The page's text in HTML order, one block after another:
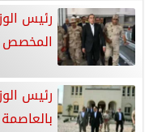
رئيس
المخصص
رئيس